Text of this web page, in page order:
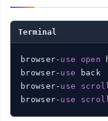
Terminal
browser- use open
browser- use
browser- use scroll
browser- use scroll